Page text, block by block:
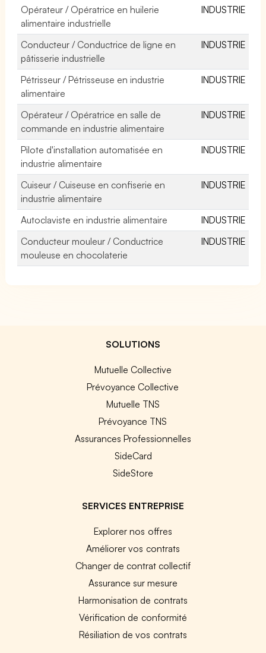
Opérateur / Opératrice en huilerie
alimentaire industrielle
INDUSTRIE
Conducteur / Conductrice de ligne en
pâtisserie industrielle
INDUSTRIE
Pétrisseur / Pétrisseuse en industrie
alimentaire
INDUSTRIE
Opérateur / Opératrice en salle de
commande en industrie alimentaire
INDUSTRIE
Pilote d'installation automatisée en
industrie alimentaire
INDUSTRIE
Cuiseur / Cuiseuse en confiserie en
industrie alimentaire
INDUSTRIE
Autoclaviste en industrie alimentaire
INDUSTRIE
Conducteur mouleur / Conductrice
mouleuse en chocolaterie
INDUSTRIE
SOLUTIONS
Mutuelle Collective
Prévoyance Collective
Mutuelle TNS
Prévoyance TNS
Assurances Professionnelles
SideCard
SideStore
SERVICES ENTREPRISE
Explorer nos offres
Améliorer vos contrats
Changer de contrat collectif
Assurance sur mesure
Harmonisation de contrats
Vérification de conformité
Résiliation de vos contrats